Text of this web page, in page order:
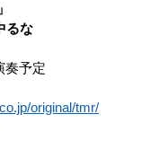
」
るな
奏予定
original/tmr/